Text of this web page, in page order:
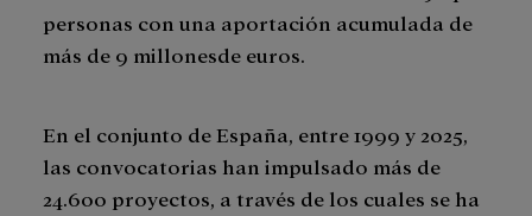
personas con una aportación acumulada de
más de 9 millonesde euros.
En el conjunto de España, entre 1999 y 2025,
las convocatorias han impulsado más de
24.600 proyectos, a través de los cuales se ha